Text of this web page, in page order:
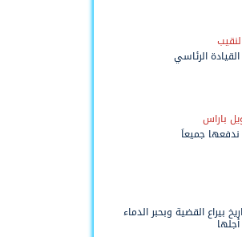
الرئاسي
باراس
ندفعها جميعاً
بيراع القضية وبحبر الدماء